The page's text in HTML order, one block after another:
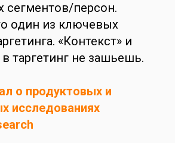
сегментов/персон.
один из ключевых
«Контекст» и
таргетинг не зашьешь.
о продуктовых и
исследованиях